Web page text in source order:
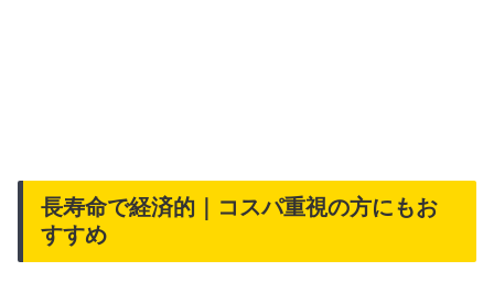
長寿命で経済的｜コスパ重視の方にもお
すすめ